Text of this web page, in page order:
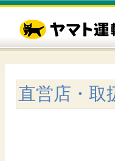
直営店・取